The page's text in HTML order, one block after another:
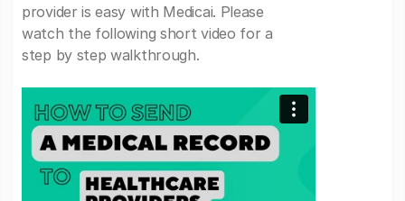
provider is easy with Medicai. Please
watch the following short video for a
step by step walkthrough.